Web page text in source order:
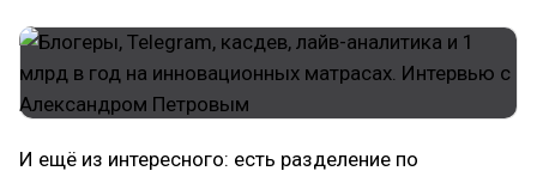
И ещё из интересного: есть разделение по